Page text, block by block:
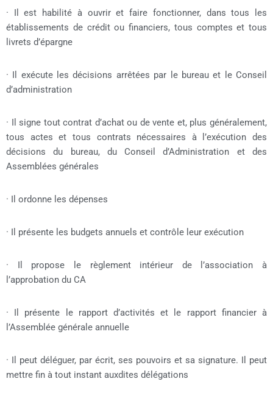
· Il est habilité à ouvrir et faire fonctionner, dans tous les
établissements de crédit ou financiers, tous comptes et tous
livrets d’épargne
· Il exécute les décisions arrêtées par le bureau et le Conseil
d’administration
· Il signe tout contrat d’achat ou de vente et, plus généralement,
tous actes et tous contrats nécessaires à l’exécution des
décisions du bureau, du Conseil d’Administration et des
Assemblées générales
· Il ordonne les dépenses
· Il présente les budgets annuels et contrôle leur exécution
· Il propose le règlement intérieur de l’association à
l’approbation du CA
· Il présente le rapport d’activités et le rapport financier à
l’Assemblée générale annuelle
· Il peut déléguer, par écrit, ses pouvoirs et sa signature. Il peut
mettre fin à tout instant auxdites délégations